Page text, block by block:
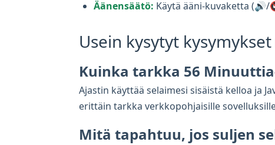
Äänensäätö: Käytä ääni-kuvaketta
Usein kysytyt kysymykset
Kuinka tarkka 56
Ajastin käyttää selaimesi sisäistä kelloa ja
erittäin tarkka verkkopohjaisille
Mitä tapahtuu, jos suljen